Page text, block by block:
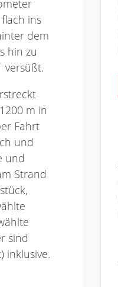
ins
dem
hin zu
versüßt.
m in
Fahrt
und
und
Strand
sind
inklusive.